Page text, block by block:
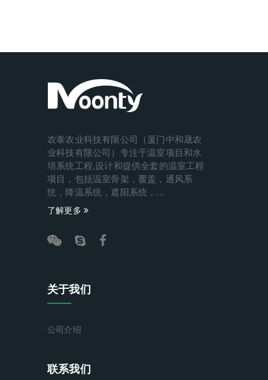
农泰农业科技有限公司（厦门中和晟农
业科技有限公司）专注于温室项目和水
培系统工程,设计和提供全套的温室工程
项目，包括温室骨架，覆盖，通风系
统，降温系统，遮阳系统，...
了解更多
关于我们
公司介绍
联系我们